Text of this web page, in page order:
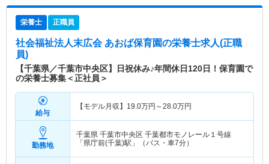
栄養士 正職員
社会福祉法人末広会 あおば保育園の栄養士求人(正職
員)
【千葉県／千葉市中央区】日祝休み♪年間休日120日！保育園で
の栄養士募集＜正社員＞
給与
【モデル月収】 19.0万円～28.0万円
勤務地
千葉県 千葉市中央区 千葉都市モノレール１号線
「県庁前(千葉)駅」（バス・車7分）